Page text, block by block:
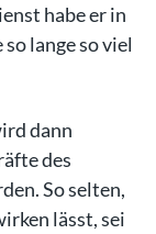
habe er in
lange so viel
dann
des
So selten,
lässt, sei